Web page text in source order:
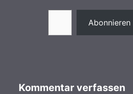
Gib deine E-Mail-Adresse ein ...
Abonnieren
Kommentar verfassen